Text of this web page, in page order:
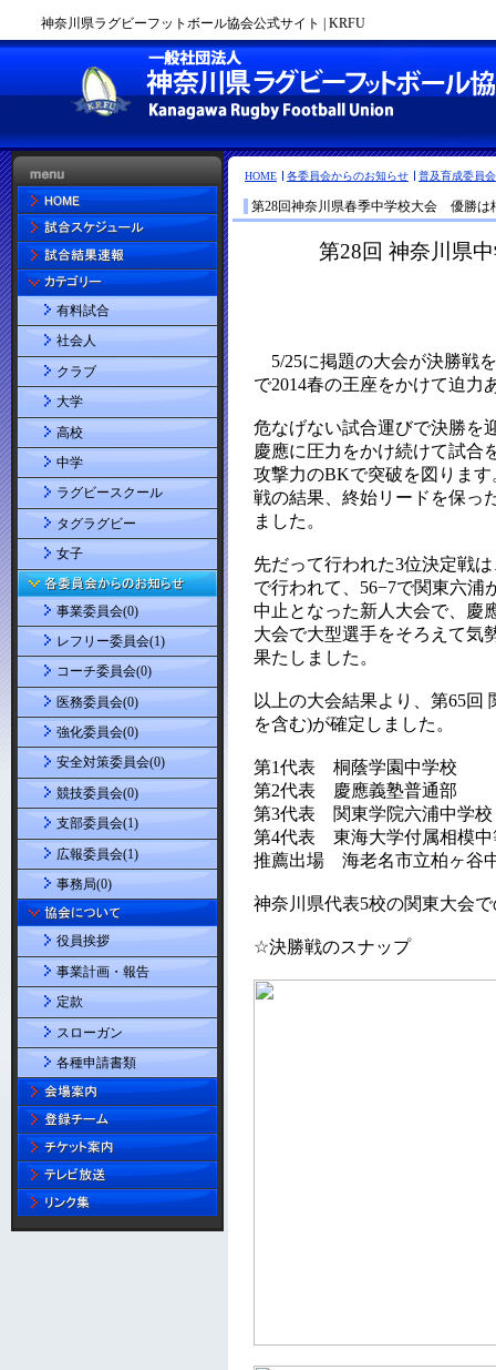
神奈川県ラグビーフットボール協会公式サイト | KRFU
HOME 各委員会からのお知らせ 普及育成委員会
第28回神奈川県春季中学校大会 優勝は
有料試合
社会人
クラブ
大学
高校
中学
ラグビースクール
タグラグビー
女子
事業委員会(0)
レフリー委員会(1)
コーチ委員会(0)
医務委員会(0)
強化委員会(0)
安全対策委員会(0)
競技委員会(0)
支部委員会(1)
広報委員会(1)
事務局(0)
役員挨拶
事業計画・報告
定款
スローガン
各種申請書類